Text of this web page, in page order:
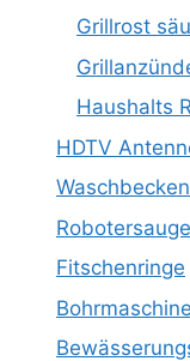
Grillrost
Haushalts
HDTV
Fitschenringe
Bohrmaschine